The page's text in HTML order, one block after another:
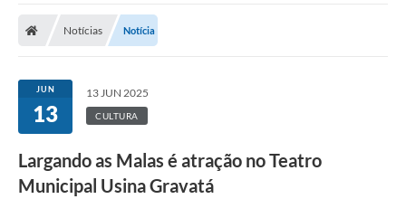
Notícias Notícia
JUN
13
13 JUN 2025
CULTURA
Largando as Malas é atração no Teatro
Municipal Usina Gravatá